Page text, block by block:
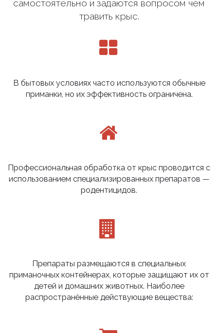
самостоятельно и задаются вопросом чем
травить крыс.
В бытовых условиях часто используются обычные
приманки, но их эффективность ограничена.
Профессиональная обработка от крыс проводится с
использованием специализированных препаратов —
родентицидов.
Препараты размещаются в специальных
приманочных контейнерах, которые защищают их от
детей и домашних животных. Наиболее
распространённые действующие вещества: